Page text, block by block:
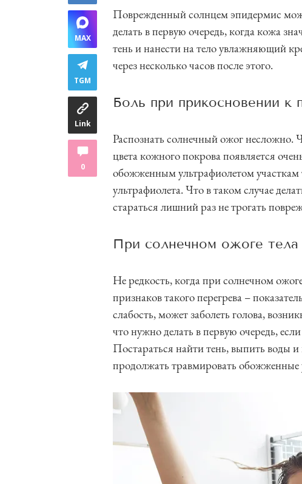
MAX
TGM
Link
0
Поврежденный солнцем эпидермис
делать в первую очередь, когда кожа
тень и нанести на тело увлажняющий
через несколько часов после этого.
Боль при прикосновении
Распознать солнечный ожог несложно.
цвета кожного покрова появляется
обожженным ультрафиолетом
ультрафиолета. Что в таком случае
стараться лишний раз не трогать
При солнечном ожоге
Не редкость, когда при солнечном
признаков такого перегрева –
слабость, может заболеть голова,
что нужно делать в первую очередь,
Постараться найти тень, выпить воды
продолжать травмировать обожженные